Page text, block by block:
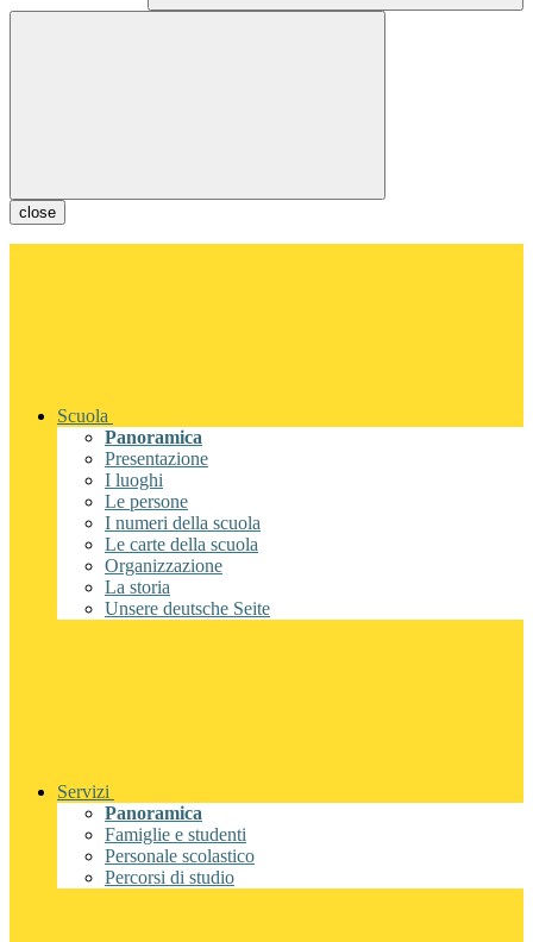
close
Scuola
Panoramica
Presentazione
I luoghi
Le persone
I numeri della scuola
Le carte della scuola
Organizzazione
La storia
Unsere deutsche Seite
Servizi
Panoramica
Famiglie e studenti
Personale scolastico
Percorsi di studio